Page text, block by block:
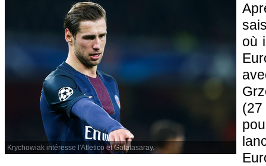
Krychowiak intéresse l'Atletico et Galatasaray.
où